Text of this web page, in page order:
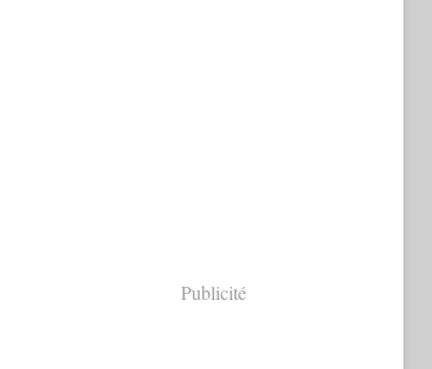
Publicité